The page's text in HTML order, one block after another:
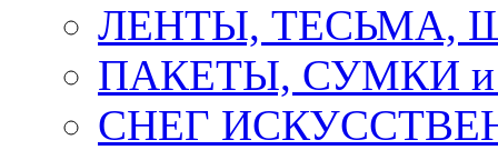
ЛЕНТЫ, ТЕСЬМА,
ПАКЕТЫ, СУМКИ
СНЕГ